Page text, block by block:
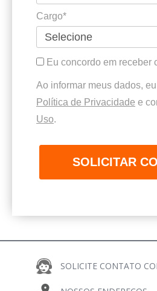
Cargo*
Eu concordo em receber
Ao informar meus dados,
Política de Privacidade e
Uso.
SOLICITAR
SOLICITE CONTATO